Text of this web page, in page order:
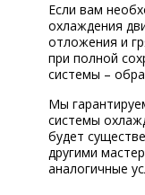
Если вам
охлаждения
отложения и
при полной
системы –
Мы
системы
будет
другими
аналогичные